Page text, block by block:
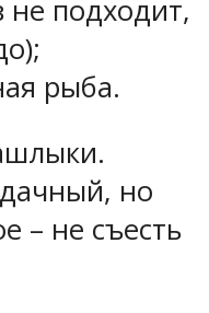
подходит,
рыба.
но
– не съесть